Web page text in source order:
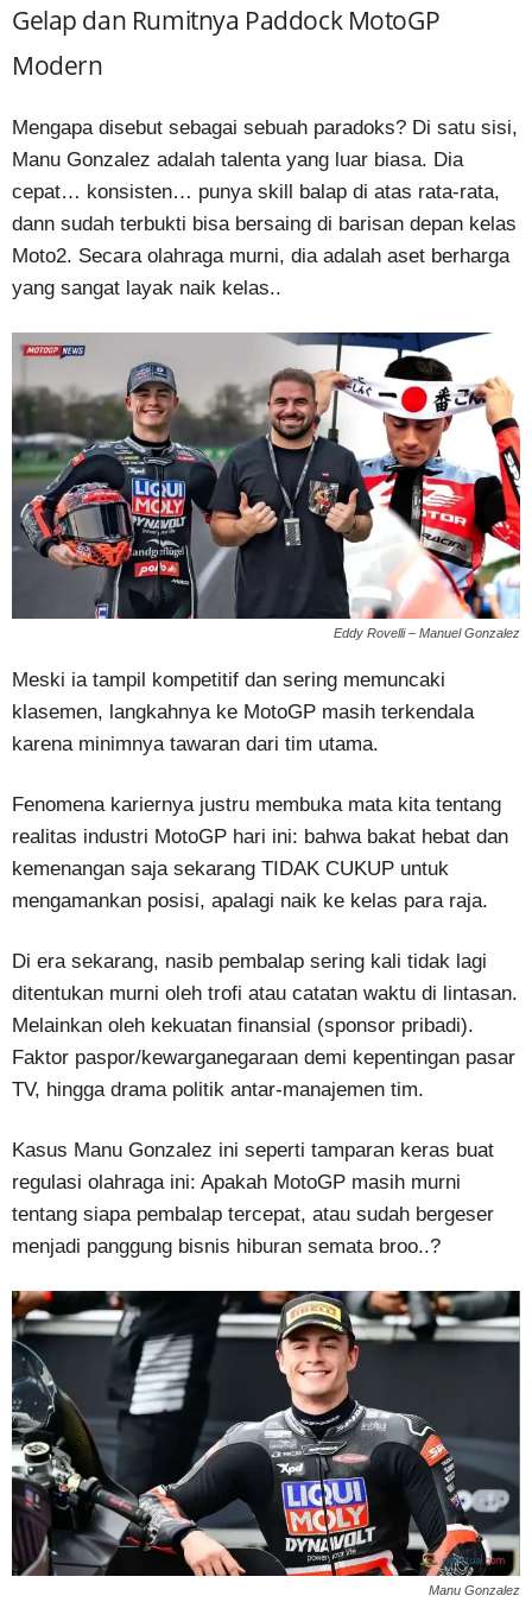
Gelap dan Rumitnya Paddock MotoGP
Modern
Mengapa disebut sebagai sebuah paradoks? Di satu sisi,
Manu Gonzalez adalah talenta yang luar biasa. Dia
cepat… konsisten… punya skill balap di atas rata-rata,
dann sudah terbukti bisa bersaing di barisan depan kelas
Moto2. Secara olahraga murni, dia adalah aset berharga
yang sangat layak naik kelas..
Eddy Rovelli – Manuel Gonzalez
Meski ia tampil kompetitif dan sering memuncaki
klasemen, langkahnya ke MotoGP masih terkendala
karena minimnya tawaran dari tim utama.
Fenomena kariernya justru membuka mata kita tentang
realitas industri MotoGP hari ini: bahwa bakat hebat dan
kemenangan saja sekarang TIDAK CUKUP untuk
mengamankan posisi, apalagi naik ke kelas para raja.
Di era sekarang, nasib pembalap sering kali tidak lagi
ditentukan murni oleh trofi atau catatan waktu di lintasan.
Melainkan oleh kekuatan finansial (sponsor pribadi).
Faktor paspor/kewarganegaraan demi kepentingan pasar
TV, hingga drama politik antar-manajemen tim.
Kasus Manu Gonzalez ini seperti tamparan keras buat
regulasi olahraga ini: Apakah MotoGP masih murni
tentang siapa pembalap tercepat, atau sudah bergeser
menjadi panggung bisnis hiburan semata broo..?
Manu Gonzalez